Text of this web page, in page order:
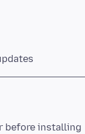
before installing